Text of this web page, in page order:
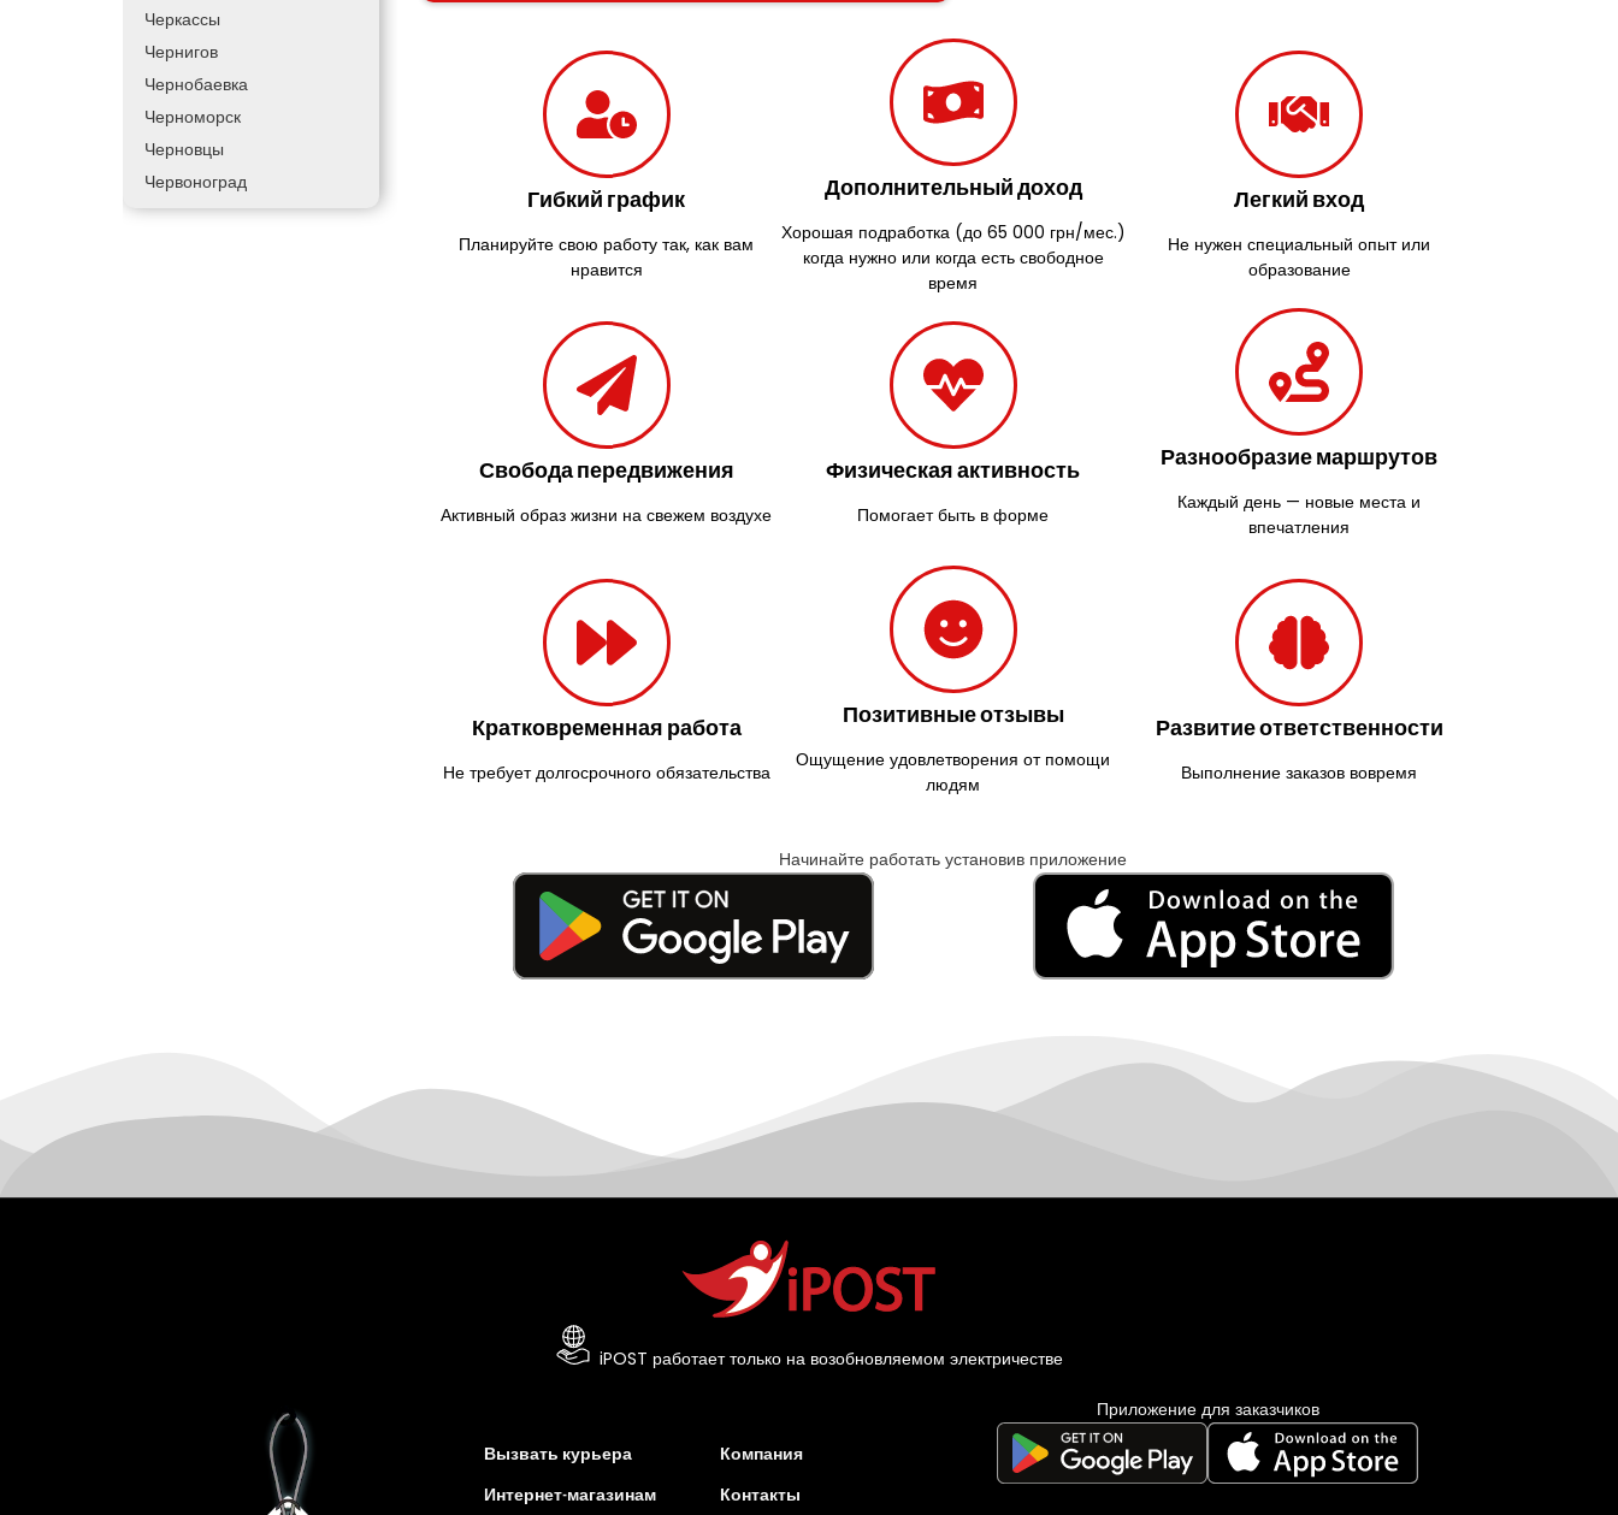
Черкассы
Чернигов
Чернобаевка
Черноморск
Черновцы
Червоноград
Чортков
Коцюбинское
Гибкий график
Планируйте свою работу так, как вам
нравится
Дополнительный доход
Хорошая подработка (до 65 000 грн/мес.)
когда нужно или когда есть свободное
время
Легкий вход
Не нужен специальный опыт или
образование
Свобода передвижения
Активный образ жизни на свежем воздухе
Физическая активность
Помогает быть в форме
Разнообразие маршрутов
Каждый день — новые места и
впечатления
Кратковременная работа
Не требует долгосрочного обязательства
Позитивные отзывы
Ощущение удовлетворения от помощи
людям
Развитие ответственности
Выполнение заказов вовремя
Начинайте работать установив приложение
iPOST работает только на возобновляемом электричестве
Вызвать курьера
Интернет-магазинам
Компания
Контакты
Приложение для заказчиков